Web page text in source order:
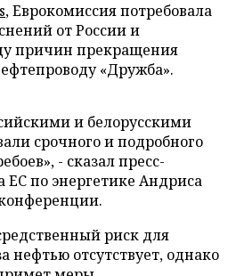
, Еврокомиссия потребовала
от России и
причин прекращения
«Дружба».
и белорусскими
срочного и подробного
- сказал пресс-
ЕС по энергетике Андриса
риск для
нефтью отсутствует, однако